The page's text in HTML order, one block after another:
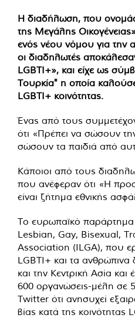
Η διαδήλωση, που
της Μεγάλης
ενός νέου νόμου για
οι διαδηλωτές
LGBTI+», και είχε ως
Τουρκία" η οποία
LGBTI+ κοινότητας.
Ένας από τους
ότι «Πρέπει να σώσουν
σώσουν τα παιδιά από
Κάποιοι από τους
που ανέφεραν ότι «Η
είναι ζήτημα εθνικής
Το ευρωπαϊκό
Lesbian, Gay, Bisexual,
Association (ILGA), που
LGBTI+ και τα
και την Κεντρική Ασία και
600 οργανώσεις-μέλη σε
Twitter ότι ανησυχεί
βίας κατά της κοινότητας